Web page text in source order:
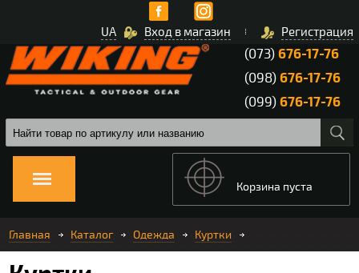
Вход в магазин Регистрация
UA
(073)676-17-76
(098)676-17-76
(099)676-17-76
Корзина пуста
Главная Каталог Одежда Куртки